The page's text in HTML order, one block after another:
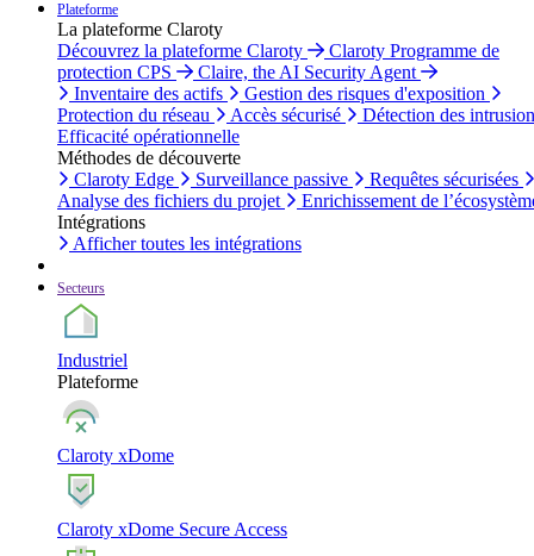
Plateforme
La plateforme Claroty
Découvrez la plateforme Claroty
Claroty Programme de
protection CPS
Claire, the AI Security Agent
Inventaire des actifs
Gestion des risques d'exposition
Protection du réseau
Accès sécurisé
Détection des
Efficacité opérationnelle
Méthodes de découverte
Claroty Edge
Surveillance passive
Requêtes sécurisées
Analyse des fichiers du projet
Enrichissement de
Intégrations
Afficher toutes les intégrations
Secteurs
Industriel
Plateforme
Claroty xDome
Claroty xDome Secure Access